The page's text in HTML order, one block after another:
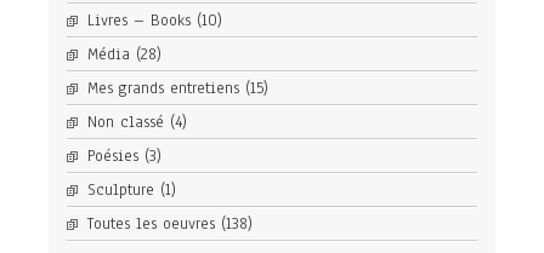
Livres – Books (10)
Média (28)
Mes grands entretiens (15)
Non classé (4)
Poésies (3)
Sculpture (1)
Toutes les oeuvres (138)